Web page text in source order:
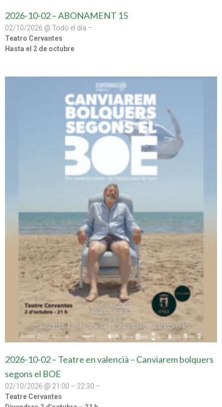
2026-10-02 – ABONAMENT 15
02/10/2026 @ Todo el día –
Teatro Cervantes
Hasta el 2 de octubre
2026-10-02 – Teatre en valencià – Canviarem bolquers
segons el BOE
02/10/2026 @ 21:00 – 22:30 –
Teatre Cervantes